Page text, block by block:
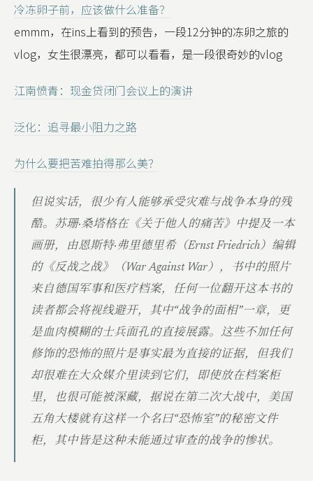
冷冻卵子前，应该做什么准备？
emmm，在ins上看到的预告，一段12分钟的冻卵之旅的
vlog，女生很漂亮，都可以看看，是一段很奇妙的vlog
江南愤青：现金贷闭门会议上的演讲
泛化：追寻最小阻力之路
为什么要把苦难拍得那么美？
但说实话，很少有人能够承受灾难与战争本身的残
酷。苏珊·桑塔格在《关于他人的痛苦》中提及一本
画册，由恩斯特·弗里德里希（Ernst Friedrich）编辑
的《反战之战》（War Against War），书中的照片
来自德国军事和医疗档案，任何一位翻开这本书的
读者都会将视线避开，其中“战争的面相”一章，更
是血肉模糊的士兵面孔的直接展露。这些不加任何
修饰的恐怖的照片是事实最为直接的证据，但我们
却很难在大众媒介里读到它们，即使放在档案柜
里，也很可能被深藏，据说在第二次大战中，美国
五角大楼就有这样一个名曰“恐怖室”的秘密文件
柜，其中皆是这种未能通过审查的战争的惨状。